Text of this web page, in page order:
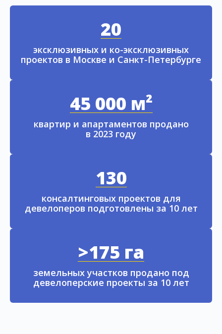
20
эксклюзивных и ко-эксклюзивных
проектов в Москве и Санкт-Петербурге
45 000 м²
квартир и апартаментов продано
в 2023 году
130
консалтинговых проектов для
девелоперов подготовлены за 10 лет
>175 га
земельных участков продано под
девелоперские проекты за 10 лет